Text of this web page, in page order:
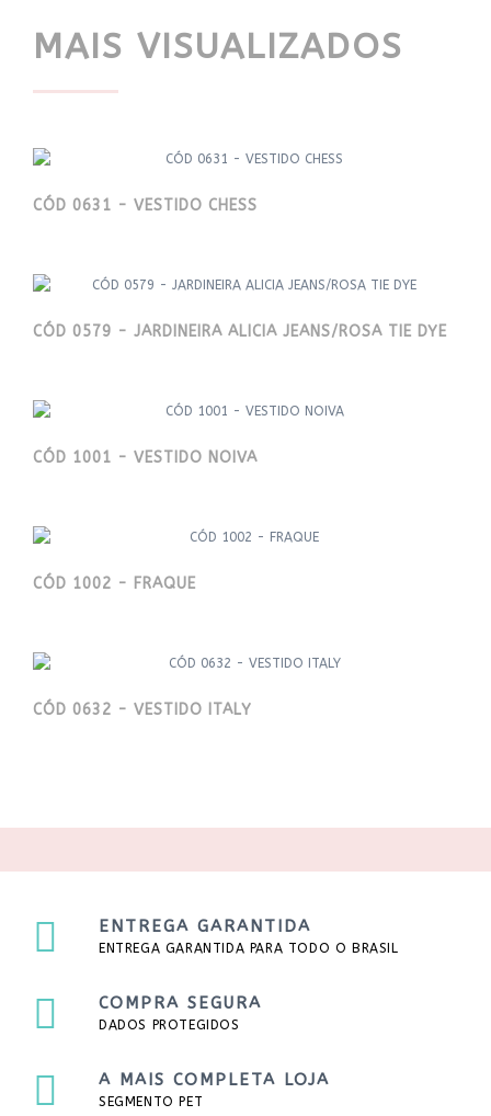
MAIS VISUALIZADOS
CÓD 0631 - VESTIDO CHESS
CÓD 0579 - JARDINEIRA ALICIA JEANS/ROSA TIE DYE
CÓD 1001 - VESTIDO NOIVA
CÓD 1002 - FRAQUE
CÓD 0632 - VESTIDO ITALY
ENTREGA GARANTIDA
ENTREGA GARANTIDA PARA TODO O BRASIL
COMPRA SEGURA
DADOS PROTEGIDOS
A MAIS COMPLETA LOJA
SEGMENTO PET